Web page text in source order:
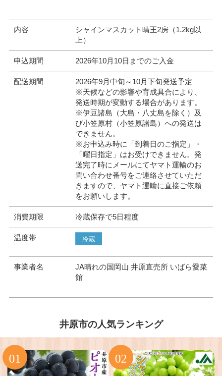
内容
シャインマスカット晴王2房（1.2kg以
上）
申込期間 2026年10月10日までのご入金
配送期間
2026年9月中旬～10月下旬発送予定
※天候などの影響や育成具合により、
発送時期が変動する場合があります。
※伊豆諸島（大島・八丈島を除く）及
び小笠原村（小笠原諸島）への発送は
できません。
※お申込み時に「到着日のご指定」・
「曜日指定」はお受けできません。発
送完了時にメールにてヤマト運輸のお
問い合わせ番号をご連絡させていただ
きますので、ヤマト運輸に直接ご依頼
をお願いします。
消費期限 冷蔵保存で5日程度
温度帯 冷蔵
事業者名
JA晴れの国岡山 井原直売所 いばら愛菜
館
井原市の人気ランキング